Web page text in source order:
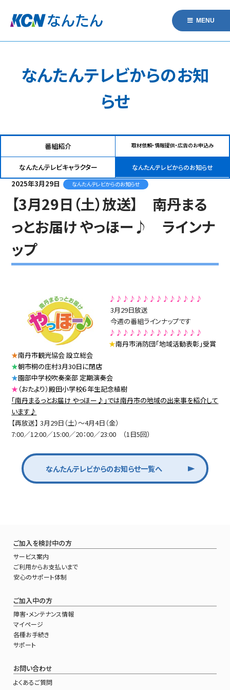
MENU
なんたんテレビからのお知
らせ
番組紹介 取材依頼・情報提供・広告のお申込み
なんたんテレビキャラクター なんたんテレビからのお知らせ
2025年3月29日 なんたんテレビからのお知らせ
【3月29日（土）放送】 南丹まる
っとお届け やっほー♪ ラインナ
ップ
♪♪♪♪♪♪♪♪♪♪♪♪♪♪
3月29日放送
今週の番組ラインナップです
♪♪♪♪♪♪♪♪♪♪♪♪♪♪
★南丹市消防団「地域活動表彰」受賞
★南丹市観光協会 設立総会
★朝市桐の庄村3月30日に閉店
★園部中学校吹奏楽部 定期演奏会
★ （おたより）殿田小学校６年生記念植樹
「南丹まるっとお届け やっほー♪」では南丹市の地域の出来事を紹介して
います♪
【再放送】 3月29日（土）～4月4日（金）
7:00／12:00／15:00／20：00／23:00 （1日5回）
なんたんテレビからのお知らせ一覧へ
ご加入を検討中の方
サービス案内
ご利用からお支払いまで
安心のサポート体制
ご加入中の方
障害・メンテナンス情報
マイページ
各種お手続き
サポート
お問い合わせ
よくあるご質問